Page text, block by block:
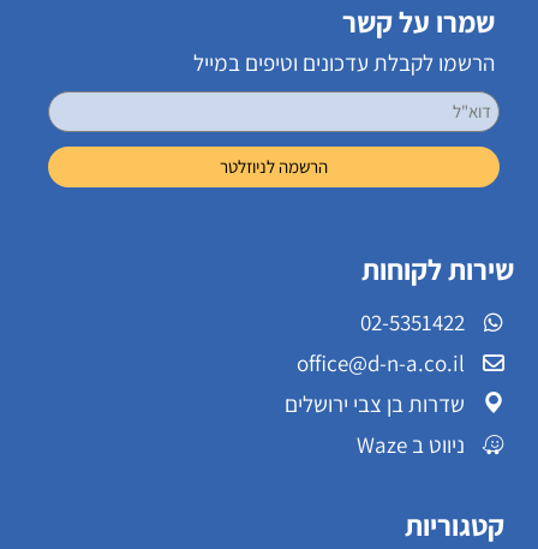
שמרו על קשר
הרשמו לקבלת עדכונים וטיפים במייל
שירות לקוחות
02-5351422
office@d-n-a.co.il
שדרות בן צבי ירושלים
ניווט ב Waze
קטגוריות